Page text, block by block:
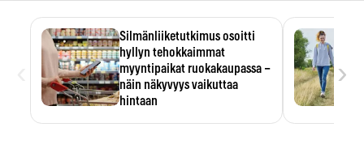
Silmänliiketutkimus osoitti
hyllyn tehokkaimmat
myyntipaikat ruokakaupassa –
näin näkyvyys vaikuttaa
hintaan
›